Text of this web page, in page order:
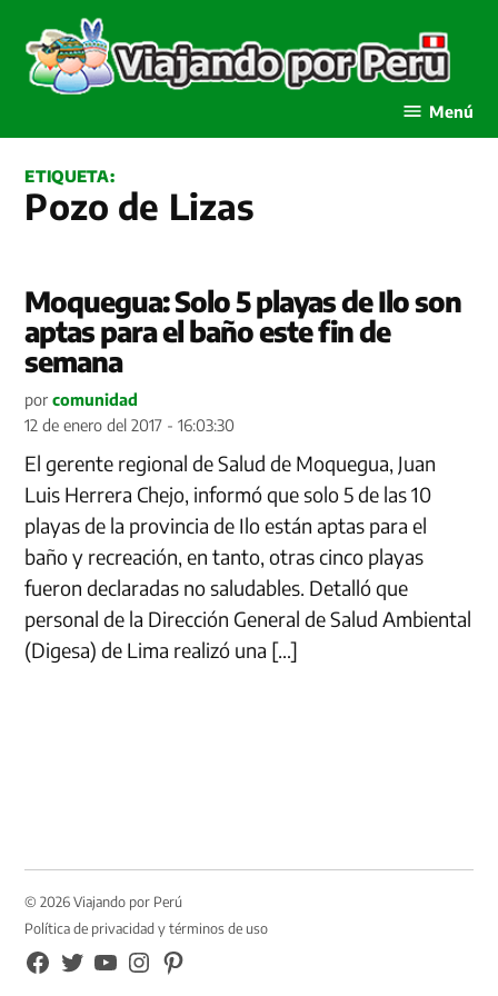
contenido
Menú
ETIQUETA:
Pozo de Lizas
Moquegua: Solo 5 playas de Ilo son
aptas para el baño este fin de
semana
por comunidad
12 de enero del 2017 - 16:03:30
El gerente regional de Salud de Moquegua, Juan
Luis Herrera Chejo, informó que solo 5 de las 10
playas de la provincia de Ilo están aptas para el
baño y recreación, en tanto, otras cinco playas
fueron declaradas no saludables. Detalló que
personal de la Dirección General de Salud Ambiental
(Digesa) de Lima realizó una […]
© 2026 Viajando por Perú
Política de privacidad y términos de uso
FB
TW YouTubeInstagramPinterest